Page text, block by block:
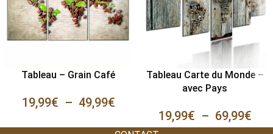
Tableau – Grain Café
19,99€ – 49,99€
Tableau Carte du Monde –
avec Pays
19,99€ – 69,99€